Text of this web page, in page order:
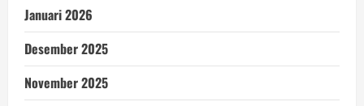
Januari 2026
Desember 2025
November 2025